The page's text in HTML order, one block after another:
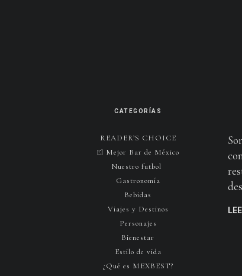
CATEGORÍAS
READER’S CHOICE
El Mejor Bar de México
Nuestro futbol
Gastronomía
Bebidas
Viajes y Destinos
Personajes
Bienestar
Estilo de vida
¿Qué es MEXBEST?